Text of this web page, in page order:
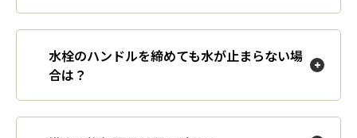
水栓のハンドルを締めても水が止まらない場
合は？